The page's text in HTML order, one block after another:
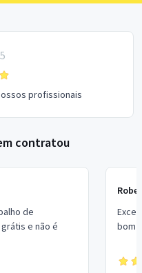
5
profissionais
contratou
de
e não é
bom